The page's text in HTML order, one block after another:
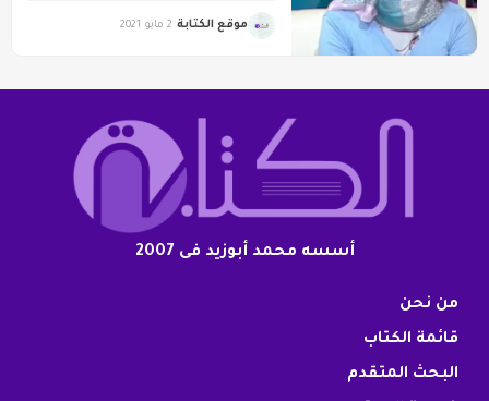
موقع الكتابة 2 مايو 2021
أسسه محمد أبوزيد فى 2007
من نحن
قائمة الكتاب
البحث المتقدم